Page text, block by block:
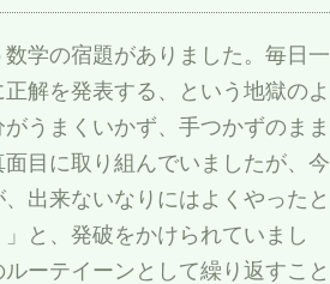
学の宿題がありました。毎日一
解を発表する、という地獄のよ
うまくいかず、手つかずのまま
目に取り組んでいましたが、今
出来ないなりにはよくやったと
と、発破をかけられていまし
ーテイーンとして繰り返すこと